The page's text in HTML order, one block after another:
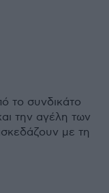
το συνδικάτο
την αγέλη των
με τη